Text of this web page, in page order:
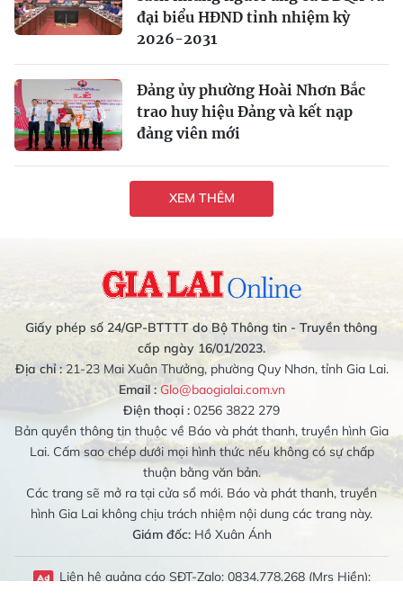
đại biểu HĐND tỉnh nhiệm kỳ
2026-2031
Đảng ủy phường Hoài Nhơn Bắc
trao huy hiệu Đảng và kết nạp
đảng viên mới
XEM THÊM
Giấy phép số 24/GP-BTTTT do Bộ Thông tin - Truyền thông
cấp ngày 16/01/2023.
Địa chỉ :21-23 Mai Xuân Thưởng, phường Quy Nhơn, tỉnh Gia Lai.
Email : Glo@baogialai.com.vn
Điện thoại : 0256 3822 279
Bản quyền thông tin thuộc về Báo và phát thanh, truyền hình Gia
Lai. Cấm sao chép dưới mọi hình thức nếu không có sự chấp
thuận bằng văn bản.
Các trang sẽ mở ra tại cửa sổ mới. Báo và phát thanh, truyền
hình Gia Lai không chịu trách nhiệm nội dung các trang này.
Giám đốc:Hồ Xuân Ánh
Liên hệ quảng cáo SĐT-Zalo: 0834.778.268 (Mrs Hiền);